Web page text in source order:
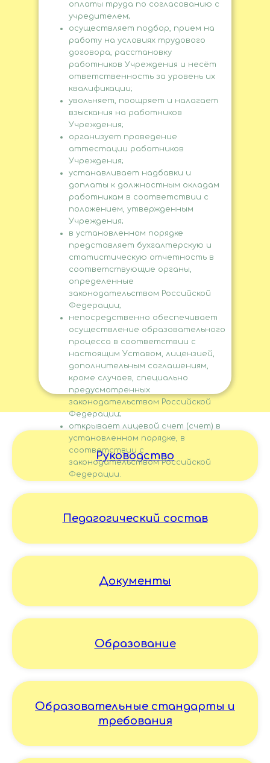
оплаты труда по согласованию с
учредителем;
осуществляет подбор, прием на
работу на условиях трудового
договора, расстановку
работников Учреждения и несёт
ответственность за уровень их
квалификации;
увольняет, поощряет и налагает
взыскания на работников
Учреждения;
организует проведение
аттестации работников
Учреждения;
устанавливает надбавки и
доплаты к должностным окладам
работникам в соответствии с
положением, утвержденным
Учреждения;
в установленном порядке
представляет бухгалтерскую и
статистическую отчетность в
соответствующие органы,
определенные
законодательством Российской
Федерации;
непосредственно обеспечивает
осуществление образовательного
процесса в соответствии с
настоящим Уставом, лицензией,
дополнительным соглашениям,
кроме случаев, специально
предусмотренных
законодательством Российской
Федерации;
открывает лицевой счет (счет) в
установленном порядке, в
соответствии с
законодательством Российской
Федерации.
Руководство
Педагогический состав
Документы
Образование
Образовательные стандарты и
требования